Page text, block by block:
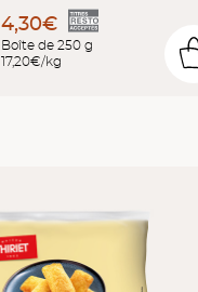
4,30€
Boîte de 250 g
17,20€/kg
0